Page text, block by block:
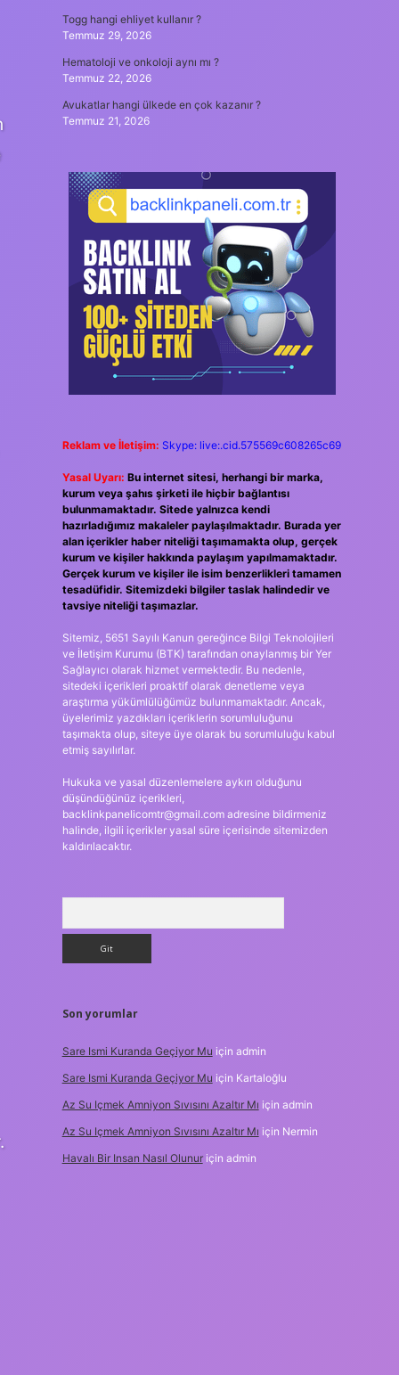
Togg hangi ehliyet kullanır ?
Temmuz 29, 2026
Hematoloji ve onkoloji aynı mı ?
Temmuz 22, 2026
Avukatlar hangi ülkede en çok kazanır ?
Temmuz 21, 2026
Reklam ve İletişim: Skype: live:.cid.575569c608265c69
Yasal Uyarı: Bu internet sitesi, herhangi bir marka,
kurum veya şahıs şirketi ile hiçbir bağlantısı
bulunmamaktadır. Sitede yalnızca kendi
hazırladığımız makaleler paylaşılmaktadır. Burada yer
alan içerikler haber niteliği taşımamakta olup, gerçek
kurum ve kişiler hakkında paylaşım yapılmamaktadır.
Gerçek kurum ve kişiler ile isim benzerlikleri tamamen
tesadüfidir. Sitemizdeki bilgiler taslak halindedir ve
tavsiye niteliği taşımazlar.
Sitemiz, 5651 Sayılı Kanun gereğince Bilgi Teknolojileri
ve İletişim Kurumu (BTK) tarafından onaylanmış bir Yer
Sağlayıcı olarak hizmet vermektedir. Bu nedenle,
sitedeki içerikleri proaktif olarak denetleme veya
araştırma yükümlülüğümüz bulunmamaktadır. Ancak,
üyelerimiz yazdıkları içeriklerin sorumluluğunu
taşımakta olup, siteye üye olarak bu sorumluluğu kabul
etmiş sayılırlar.
Hukuka ve yasal düzenlemelere aykırı olduğunu
düşündüğünüz içerikleri,
backlinkpanelicomtr@gmail.comadresine bildirmeniz
halinde, ilgili içerikler yasal süre içerisinde sitemizden
kaldırılacaktır.
Son yorumlar
Sare Ismi Kuranda Geçiyor Mu için admin
Sare Ismi Kuranda Geçiyor Mu için Kartaloğlu
Az Su Içmek Amniyon Sıvısını Azaltır Mı için admin
Az Su Içmek Amniyon Sıvısını Azaltır Mı için Nermin
Havalı Bir Insan Nasıl Olunuriçin admin